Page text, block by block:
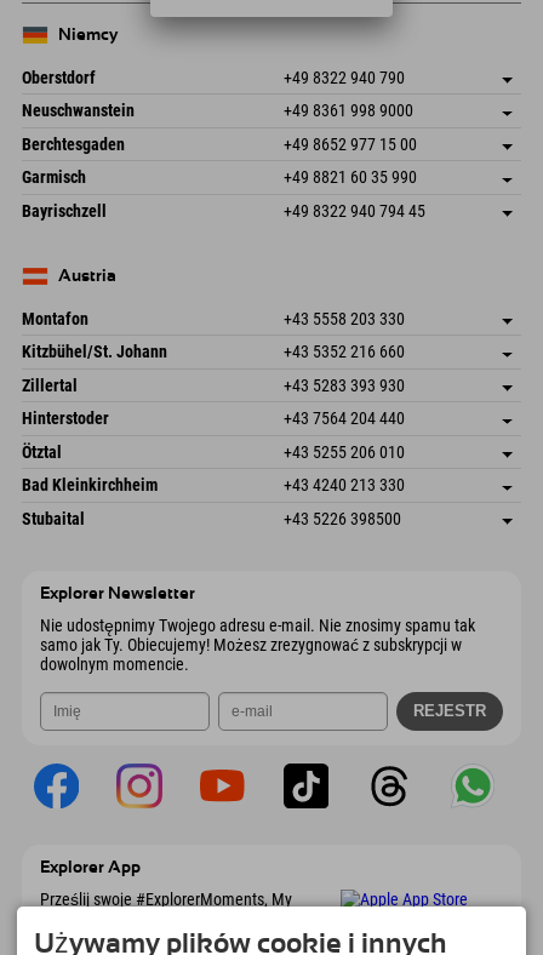
Niemcy
Oberstdorf +49 8322 940 790
An der Breitach 3
Niemcy
Zapisz adres
Książka
Neuschwanstein +49 8361 998 9000
An der Riese 45
87484 Nesselwang im Allgäu
Niemcy
Zapisz adres
Informacje o przyjeździe
Książka
Berchtesgaden +49 8652 977 15 00
Hofreitstr. 7
Niemcy
Zapisz adres
Książka
Garmisch +49 8821 60 35 990
Frickenstraße 22
82490 Farchant
Zapisz adres
Informacje o przyjeździe
Bayrischzell +49 8322 940 794 45
NiemcyAustria
Montafon +43 5558 203 330
Dorfstr. 127b
6793 Gaschurn/Montafon
Austria
Zapisz adres
Książka
Kitzbühel/St. Johann +43 5352 216 660
Speckbacherstraße 87
6380 St. Johann in Tirol
Austria
Zapisz adres
Informacje o przyjeździe
Książka
Zillertal +43 5283 393 930
Schmiedau 2
Austria
Zapisz adres
Książka
Hinterstoder +43 7564 204 440
Freizeitpark 10
4573 Hinterstoder
Austria
Zapisz adres
Informacje o przyjeździe
Książka
Ötztal +43 5255 206 010
Gscheat 14
Austria
Zapisz adres
Książka
Bad Kleinkirchheim +43 4240 213 330
Dorfstraße 24
9546 Bad Kleinkirchheim
Zapisz adres
Informacje o przyjeździe
Stubaital +43 5226 398500
Explorer Newsletter
Nie udostępnimy Twojego adresu e-mail. Nie znosimy spamu tak
samo jak Ty. Obiecujemy! Możesz zrezygnować z subskrypcji w
dowolnym momencie.
Explorer App
Prześlij swoje #ExplorerMoments, My
marzeń, przeglądem restauracji i wieloma
Używamy plików cookie i innych